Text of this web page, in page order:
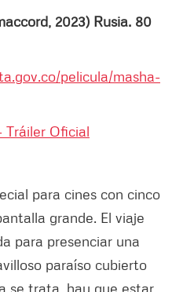
2023) Rusia. 80
pelicula/masha-
Tráiler Oficial
para cines con cinco
grande. El viaje
para presenciar una
paraíso cubierto
se trata, hay que estar